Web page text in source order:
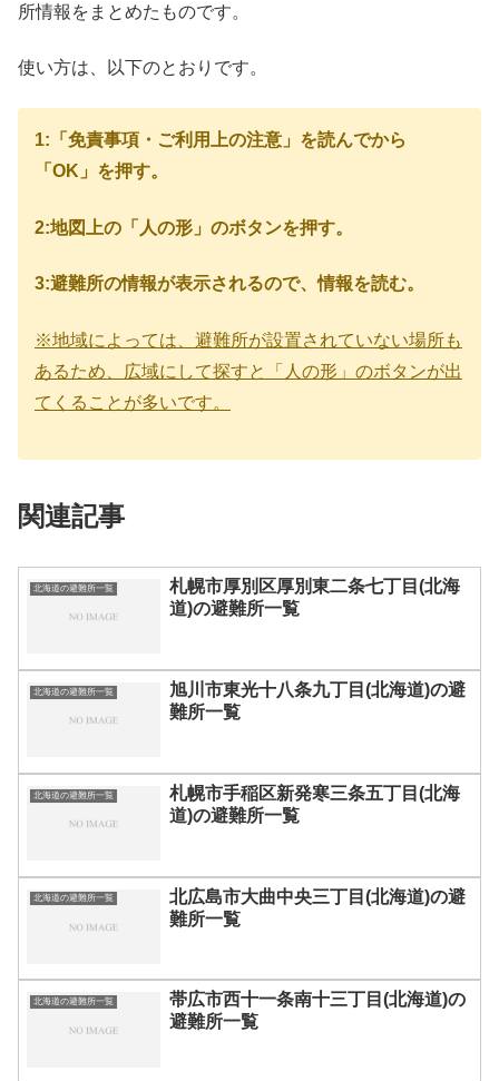
所情報をまとめたものです。
使い方は、以下のとおりです。
1:「免責事項・ご利用上の注意」を読んでから
「OK」を押す。
2:地図上の「人の形」のボタンを押す。
3:避難所の情報が表示されるので、情報を読む。
※地域によっては、避難所が設置されていない場所も
あるため、広域にして探すと「人の形」のボタンが出
てくることが多いです。
関連記事
北海道の避難所一覧
札幌市厚別区厚別東二条七丁目(北海
道)の避難所一覧
北海道の避難所一覧
旭川市東光十八条九丁目(北海道)の避
難所一覧
北海道の避難所一覧
札幌市手稲区新発寒三条五丁目(北海
道)の避難所一覧
北海道の避難所一覧
北広島市大曲中央三丁目(北海道)の避
難所一覧
北海道の避難所一覧
帯広市西十一条南十三丁目(北海道)の
避難所一覧